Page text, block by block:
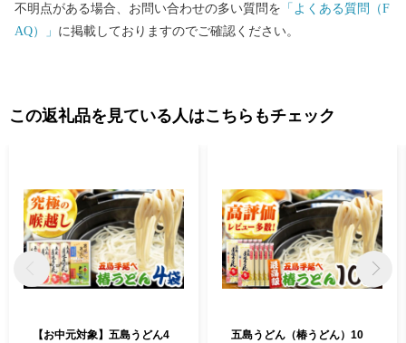
不明点がある場合、お問い合わせの多い質問を 「よくある質問（F
AQ）」 に掲載しておりますのでご確認ください。
この返礼品を見ている人はこちらもチェック
【お中元対象】五島うどん4
五島うどん（椿うどん）10